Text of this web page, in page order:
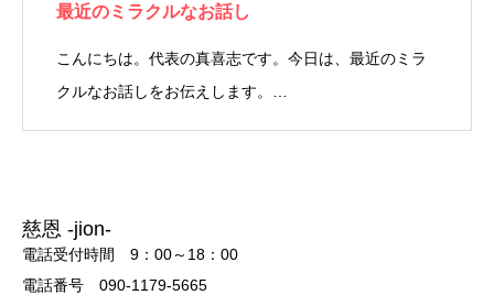
最近のミラクルなお話し
こんにちは。代表の真喜志です。今日は、最近のミラ
クルなお話しをお伝えします。…
慈恩 -jion-
電話受付時間 9：00～18：00
電話番号 090-1179-5665